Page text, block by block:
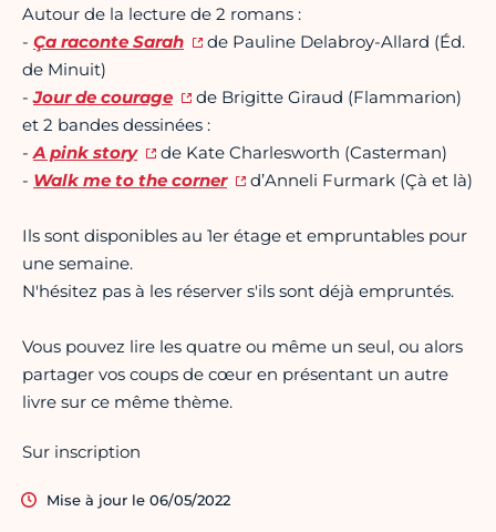
Autour de la lecture de 2 romans :
- Ça raconte Sarah
de Pauline Delabroy-Allard (Éd.
de Minuit)
-Jour de courage
de Brigitte Giraud (Flammarion)
et 2 bandes dessinées :
-A pink story
de Kate Charlesworth (Casterman)
- Walk me to the corner d’Anneli Furmark (Çà et là)
Ils sont disponibles au 1er étage et empruntables pour
une semaine.
N'hésitez pas à les réserver s'ils sont déjà empruntés.
Vous pouvez lire les quatre ou même un seul, ou alors
partager vos coups de cœur en présentant un autre
livre sur ce même thème.
Sur inscription
Mise à jour le 06/05/2022